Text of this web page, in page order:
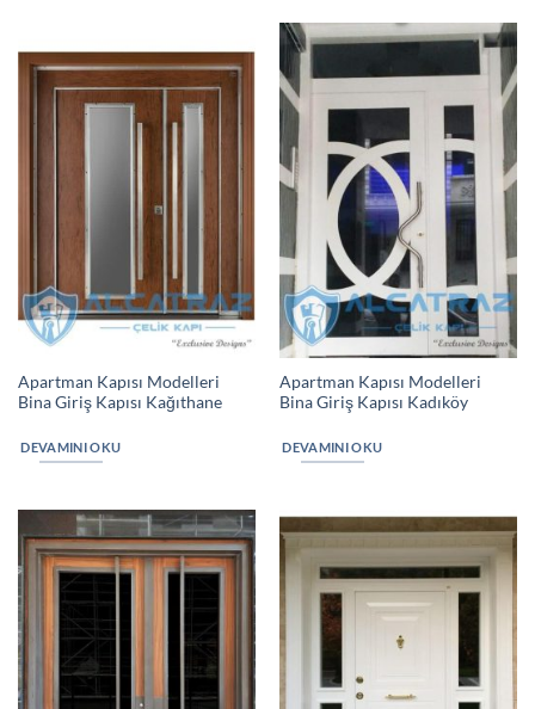
Apartman Kapısı Modelleri
Bina Giriş Kapısı Kağıthane
DEVAMINI OKU
Apartman Kapısı Modelleri
Bina Giriş Kapısı Kadıköy
DEVAMINI OKU